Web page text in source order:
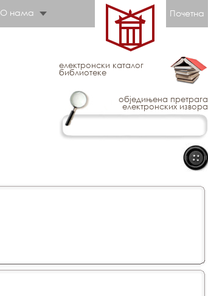
О нама Почетна
електронски каталог
библиотеке
обједињена претрага
електронских извора